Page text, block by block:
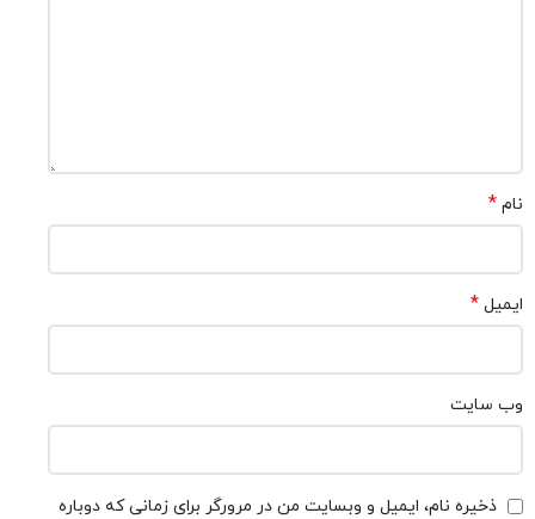
نام *
ایمیل *
وب‌ سایت
ذخیره نام، ایمیل و وبسایت من در مرورگر برای زمانی که دوباره